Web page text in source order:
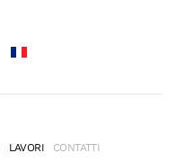
LAVORI CONTATTI